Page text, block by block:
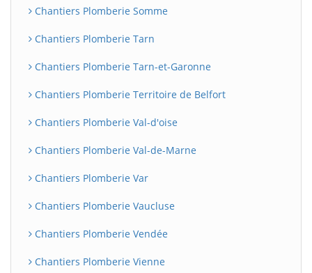
Chantiers Plomberie Somme
Chantiers Plomberie Tarn
Chantiers Plomberie Tarn-et-Garonne
Chantiers Plomberie Territoire de Belfort
Chantiers Plomberie Val-d'oise
Chantiers Plomberie Val-de-Marne
Chantiers Plomberie Var
Chantiers Plomberie Vaucluse
Chantiers Plomberie Vendée
Chantiers Plomberie Vienne